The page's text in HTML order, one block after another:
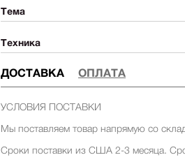
Тема
Техника
ДОСТАВКА ОПЛАТА
УСЛОВИЯ ПОСТАВКИ
Мы поставляем товар напрямую со
Сроки поставки из США 2-3 месяца.